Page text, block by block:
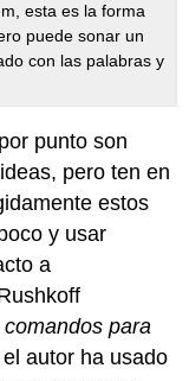
esta es la forma
puede sonar un
con las palabras y
punto son
pero ten en
estos
y usar
a
para
autor ha usado